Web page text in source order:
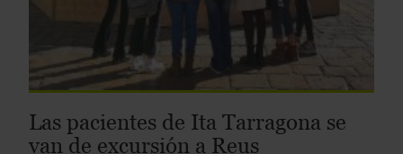
Las pacientes de Ita Tarragona se
van de excursión a Reus